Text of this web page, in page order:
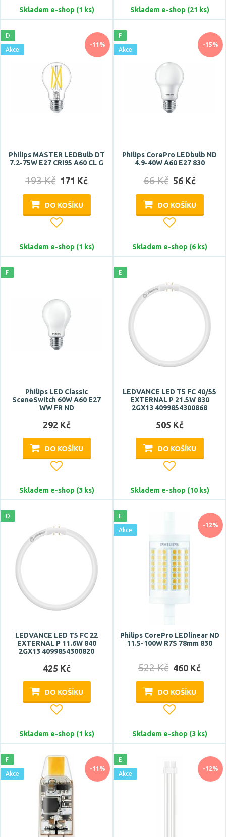
Skladem e-shop (1 ks) Skladem e-shop (21 ks)
-11%
D
Akce
Philips MASTER LEDBulb DT
7.2-75W E27 CRI95 A60 CL G
193 Kč 171 Kč
DO KOŠÍKU
Skladem e-shop (1 ks)
-15%
F
Akce
Philips CorePro LEDbulb ND
4.9-40W A60 E27 830
66 Kč 56 Kč
DO KOŠÍKU
Skladem e-shop (6 ks)
F
Philips LED Classic
SceneSwitch 60W A60 E27
WW FR ND
292 Kč
DO KOŠÍKU
Skladem e-shop (3 ks)
E
LEDVANCE LED T5 FC 40/55
EXTERNAL P 21.5W 830
2GX13 4099854300868
505 Kč
DO KOŠÍKU
Skladem e-shop (10 ks)
D
LEDVANCE LED T5 FC 22
EXTERNAL P 11.6W 840
2GX13 4099854300820
425 Kč
DO KOŠÍKU
Skladem e-shop (1 ks)
-12%
E
Akce
Philips CorePro LEDlinear ND
11.5-100W R7S 78mm 830
522 Kč 460 Kč
DO KOŠÍKU
Skladem e-shop (3 ks)
-11%
F
Akce
-12%
E
Akce